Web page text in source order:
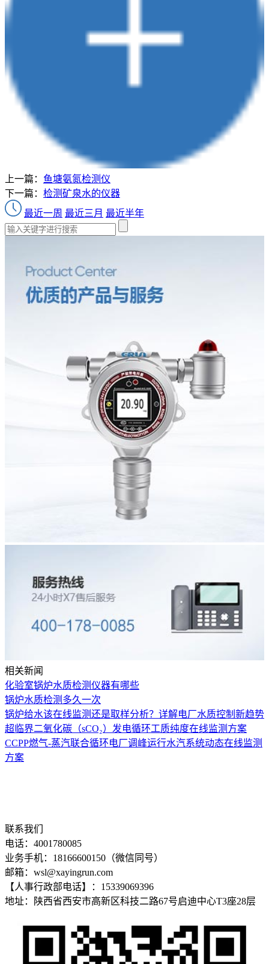
上一篇： 鱼塘氨氮检测仪
下一篇： 检测矿泉水的仪器
最近一周 最近三月 最近半年
相关新闻
化验室锅炉水质检测仪器有哪些
锅炉水质检测多久一次
锅炉给水该在线监测还是取样分析？详解电厂水质控制新趋势
超临界二氧化碳（sCO₂）发电循环工质纯度在线监测方案
CCPP燃气-蒸汽联合循环电厂调峰运行水汽系统动态在线监测
方案
联系我们
电话：4001780085
业务手机：18166600150（微信同号）
邮箱：wsl@xayingrun.com
【人事行政部电话】：15339069396
地址：陕西省西安市高新区科技二路67号启迪中心T3座28层